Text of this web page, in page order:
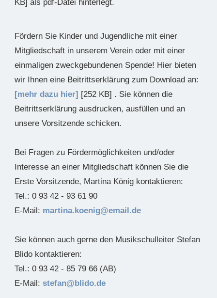
KB] als pdf-Datei hinterlegt.
Fördern Sie Kinder und Jugendliche mit einer
Mitgliedschaft in unserem Verein oder mit einer
einmaligen zweckgebundenen Spende! Hier bieten
wir Ihnen eine Beitrittserklärung zum Download an:
[mehr dazu hier] [252 KB] . Sie können die
Beitrittserklärung ausdrucken, ausfüllen und an
unsere Vorsitzende schicken.
Bei Fragen zu Fördermöglichkeiten und/oder
Interesse an einer Mitgliedschaft können Sie die
Erste Vorsitzende, Martina König kontaktieren:
Tel.: 0 93 42 - 93 61 90
E-Mail: martina.koenig@email.de
Sie können auch gerne den Musikschulleiter Stefan
Blido kontaktieren:
Tel.: 0 93 42 - 85 79 66 (AB)
E-Mail: stefan@blido.de